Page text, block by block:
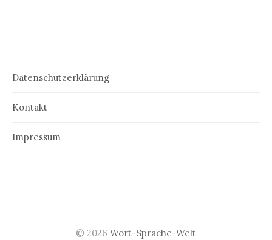
Datenschutzerklärung
Kontakt
Impressum
© 2026 Wort-Sprache-Welt